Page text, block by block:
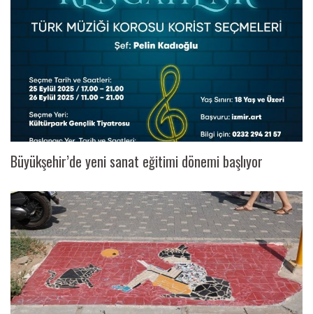
Büyükşehir’de yeni sanat eğitimi dönemi başlıyor